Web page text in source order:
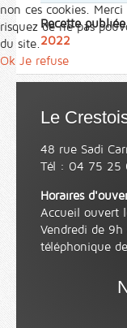
Recette
2022
Le
48 rue Sadi
Tél : 04 75 25
Horaires
Accueil ouvert
Vendredi de
téléphonique
non ces cookies.
risquez de ne pas
du site.
Ok Je refuse